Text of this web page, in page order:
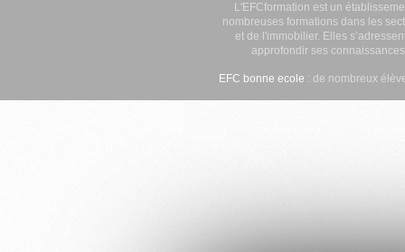
L'EFCformation est un
nombreuses formations dans les
et de l'immobilier. Elles
approfondir ses
EFC bonne ecole : de nombreux